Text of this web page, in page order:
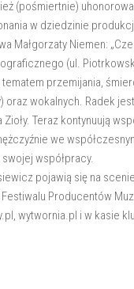
(pośmiertnie)
w dziedzinie
Niemen:
(ul.
przemijania,
wokalnych. Radek
Teraz kontynuują
we
współpracy.
pojawią się na
Producentów
wytwornia.pl i w kasie